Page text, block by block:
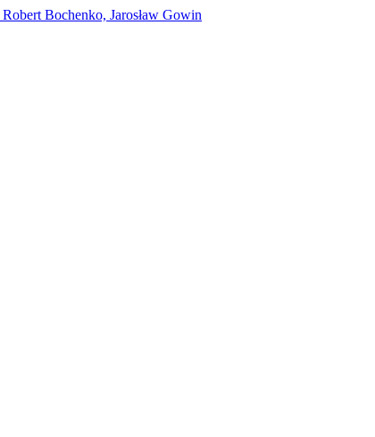
Robert Bochenko, Jarosław Gowin